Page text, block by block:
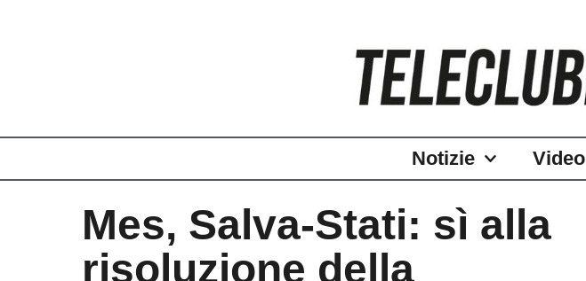
Notizie Video
Mes, Salva-Stati: sì alla
risoluzione della